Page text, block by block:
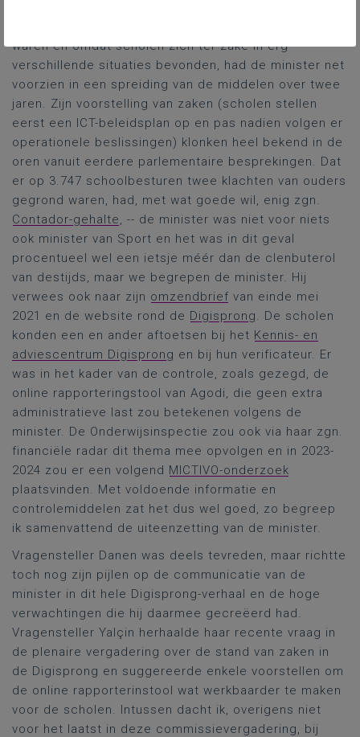
waren en omdat scholen zich ter zake in erg
verschillende situaties bevonden, had de minister net
voorzien in een spreiding van de middelen over twee
jaren. Zijn voorstelling van zaken (scholen stellen
eerst een ICT-beleidsplan op en pas nadien volgen er
operationele beslissingen) klonken heel bekend in de
oren vanuit eerdere parlementaire besprekingen. Dat
er op 3.747 schoolbesturen twee klachten van ouders
gegrond waren, had, met wat goede wil, enig zgn.
Contador-gehalte, -- de minister was niet voor niets
ook minister van Sport en het was in dit geval
procentueel wel een ietsje méér dan de clenbuterol
van destijds, maar we begrepen de minister. Hij
verwees ook naar zijn omzendbrief van einde mei
2021 en de website rond de Digisprong. De scholen
konden een en ander aftoetsen bij het Kennis- en
adviescentrum Digisprong en bij hun verificateur. Er
was in het kader van de controle, zoals gezegd, de
online rapporteringstool van Agodi, die geen extra
administratieve last zou betekenen volgens de
minister. De Onderwijsinspectie zou ook via haar zgn.
financiële radar dit thema mee opvolgen en in 2023-
2024 zou er een volgend MICTIVO-onderzoek
plaatsvinden. Met voldoende informatie en
controlemiddelen zat het dus wel goed, zo begreep
ik samenvattend de uiteenzetting van de minister.
Vragensteller Danen was deels tevreden, maar richtte
toch nog zijn pijlen op de communicatie van de
minister in dit hele Digisprong-verhaal en de hoge
verwachtingen die hij daarmee gecreëerd had.
Vragensteller Yalçin herhaalde haar recente vraag in
de plenaire vergadering over de stand van zaken in
de Digisprong en suggereerde enkele voorstellen om
de online rapporterinstool wat werkbaarder te maken
voor de scholen. Intussen dacht ik, overigens niet
voor het laatst in deze commissievergadering, bij